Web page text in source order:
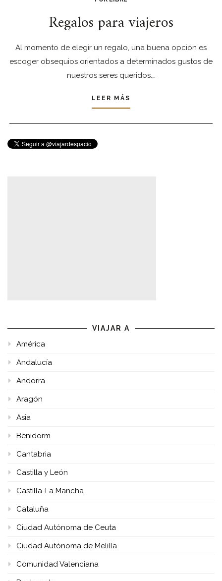
Regalos para viajeros
Al momento de elegir un regalo, una buena opción es
escoger obsequios orientados a determinados gustos de
nuestros seres queridos.…
LEER MÁS
VIAJAR A
América
Andalucía
Andorra
Aragón
Asia
Benidorm
Cantabria
Castilla y León
Castilla-La Mancha
Cataluña
Ciudad Autónoma de Ceuta
Ciudad Autónoma de Melilla
Comunidad Valenciana